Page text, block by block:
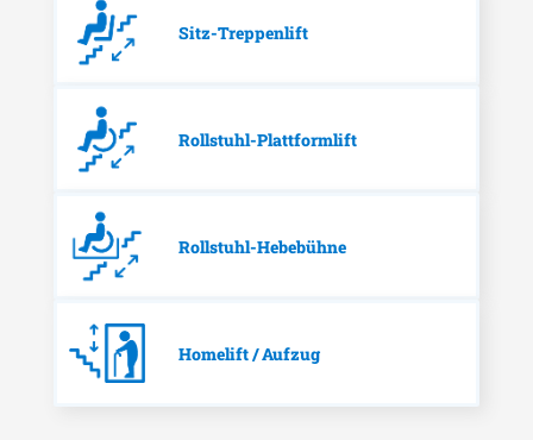
Sitz-Treppenlift
Rollstuhl-Plattformlift
Rollstuhl-Hebebühne
Homelift / Aufzug